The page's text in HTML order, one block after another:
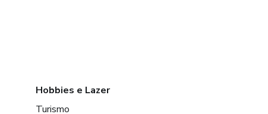
Hobbies e Lazer
Turismo